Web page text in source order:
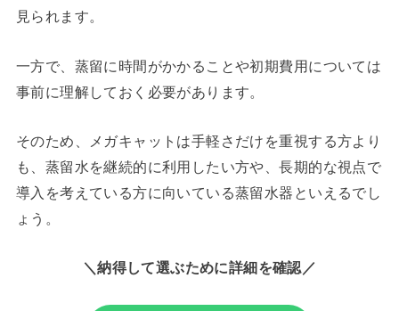
見られます。
一方で、蒸留に時間がかかることや初期費用については
事前に理解しておく必要があります。
そのため、メガキャットは手軽さだけを重視する方より
も、蒸留水を継続的に利用したい方や、長期的な視点で
導入を考えている方に向いている蒸留水器といえるでし
ょう。
＼納得して選ぶために詳細を確認／